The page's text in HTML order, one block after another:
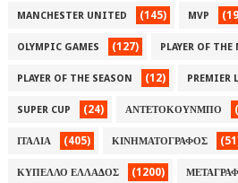
MANCHESTER UNITED (145) MVP
OLYMPIC GAMES (127) PLAYER OF
PLAYER OF THE SEASON (12) PREMIER
SUPER CUP (24) ΑΝΤΕΤΟΚΟΥΝΜΠΟ
ΙΤΑΛΙΑ (405) ΚΙΝΗΜΑΤΟΓΡΑΦΟΣ
ΚΥΠΕΛΛΟ ΕΛΛΑΔΟΣ (1200)